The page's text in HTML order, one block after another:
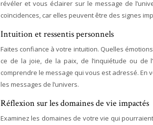
révéler et vous éclairer sur le message de
coïncidences, car elles peuvent être des signes
Intuition et ressentis personnels
Faites confiance à votre intuition. Quelles
ce de la joie, de la paix, de l’inquiétude ou de
comprendre le message qui vous est adressé. En
les messages de l’univers.
Réflexion sur les domaines de vie impactés
Examinez les domaines de votre vie qui